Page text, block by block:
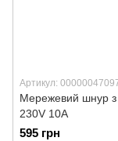
Артикул:
Мережевий шнур
230V 10A
595 грн